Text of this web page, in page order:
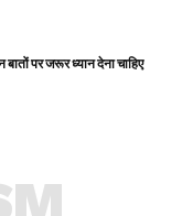
पर जरूर ध्यान देना चाहिए